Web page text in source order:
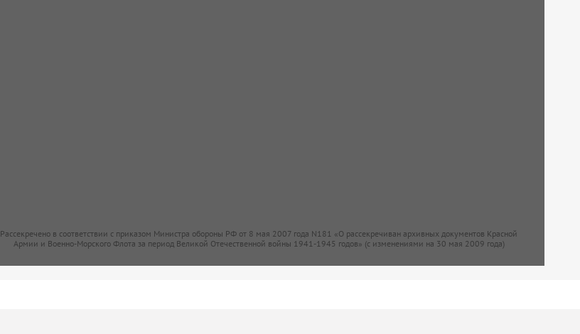
Рассекречено в соответствии с приказом Министра обороны РФ от 8 мая 2007 года N181 «О рассекречиван архивных документов Красной
Армии и Военно-Морского Флота за период Великой Отечественной войны 1941-1945 годов» (с изменениями на 30 мая 2009 года)